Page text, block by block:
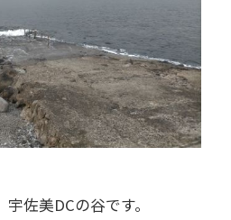
佐美DCの谷です。